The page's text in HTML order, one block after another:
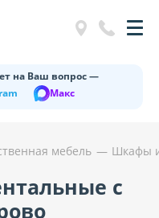
на Ваш вопрос —
Макс
мебель Шкафы
с